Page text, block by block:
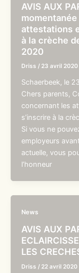
AVIS AUX
attestations
à la crèche
2020
Driss / 23 avril 2020
Schaerbeek, le
Chers parents,
concernant les
s’inscrire à la
Si vous ne
employeurs
actuelle, vous
l’honneur
News
AVIS AUX
LES
Driss / 22 avril 2020